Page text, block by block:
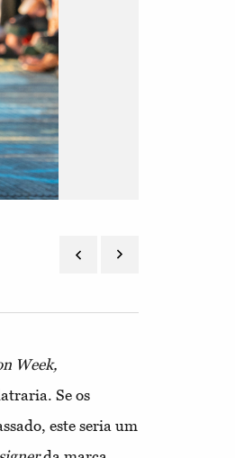
Week,
Se os
este seria um